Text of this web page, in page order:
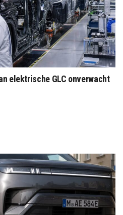
elektrische GLC onverwacht